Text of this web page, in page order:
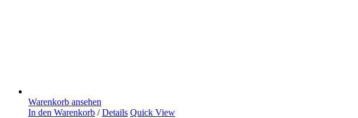
Warenkorb ansehen
In den Warenkorb / Details Quick View